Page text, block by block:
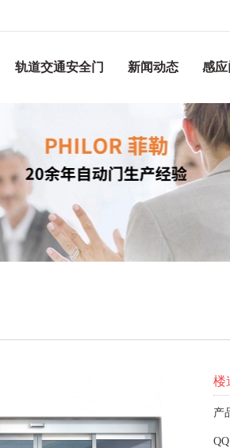
轨道交通安全门 新闻动态 感应
楼
产